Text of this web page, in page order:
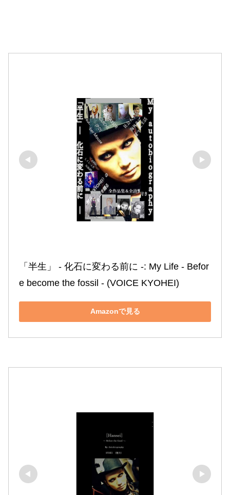
「半生」 ‐ 化石に変わる前に ‐: My Life ‐ Befor
e become the fossil ‐ (VOICE KYOHEI)
Amazonで見る